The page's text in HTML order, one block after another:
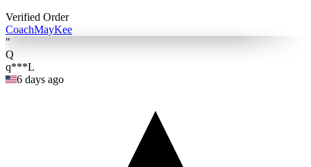
Verified Order
CoachMayKee
"
Q
q***L
6 days ago